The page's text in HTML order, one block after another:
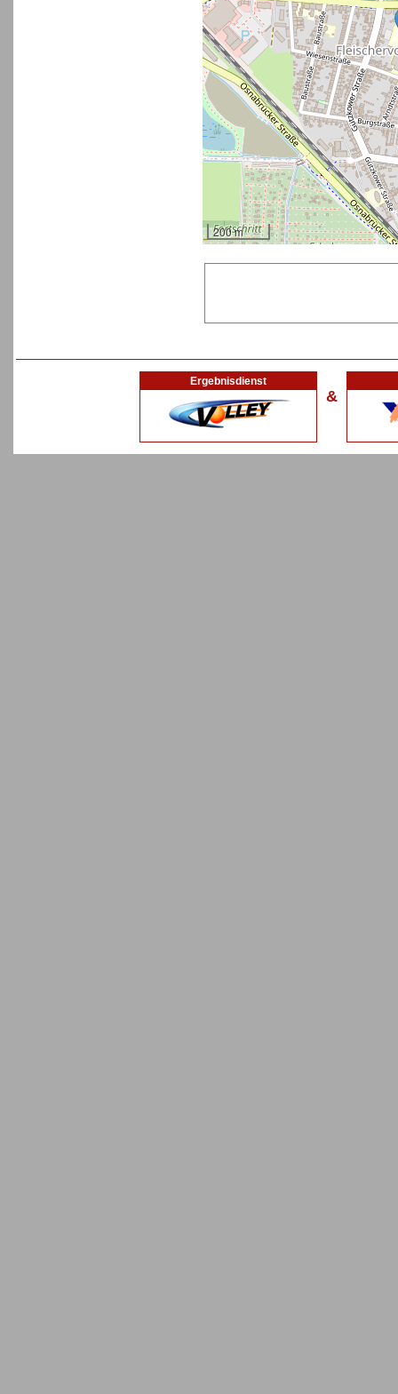
200 m
Ergebnisdienst
&